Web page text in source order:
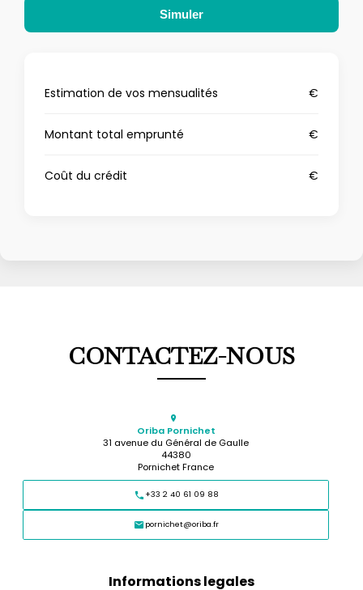
Simuler
Estimation de vos mensualités €
Montant total emprunté €
Coût du crédit €
CONTACTEZ-NOUS
Oriba Pornichet
31 avenue du Général de Gaulle
44380
Pornichet France
+33 2 40 61 09 88
pornichet@oriba.fr
Informations legales